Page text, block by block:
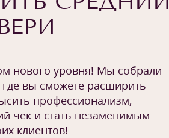
нового уровня! Мы собрали
где вы сможете расширить
профессионализм,
чек и стать незаменимым
клиентов!